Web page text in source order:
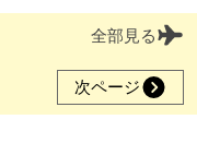
全部見る
次ページ